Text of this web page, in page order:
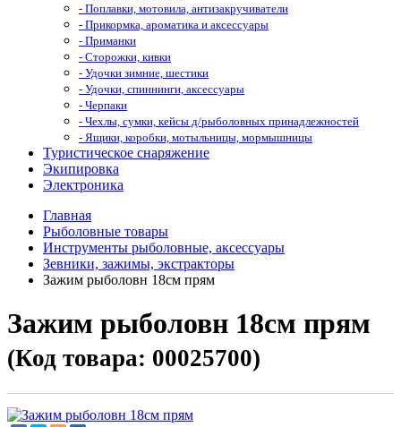
- Поплавки, мотовила, антизакручиватели
- Прикормка, ароматика и аксессуары
- Приманки
- Сторожки, кивки
- Удочки зимние, шестики
- Удочки, спиннинги, аксессуары
- Черпаки
- Чехлы, сумки, кейсы д/рыболовных принадлежностей
- Ящики, коробки, мотыльницы, мормышницы
Туристическое снаряжение
Экипировка
Электроника
Главная
Рыболовные товары
Инструменты рыболовные, аксессуары
Зевники, зажимы, экстракторы
Зажим рыболовн 18см прям
Зажим рыболовн 18см прям
(Код товара: 00025700)